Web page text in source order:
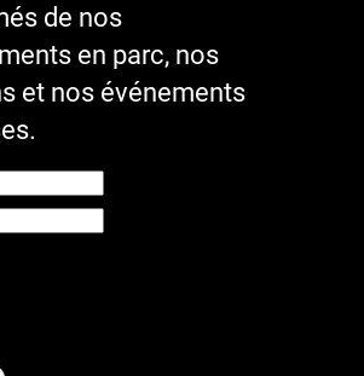
de nos
en parc, nos
et nos événements